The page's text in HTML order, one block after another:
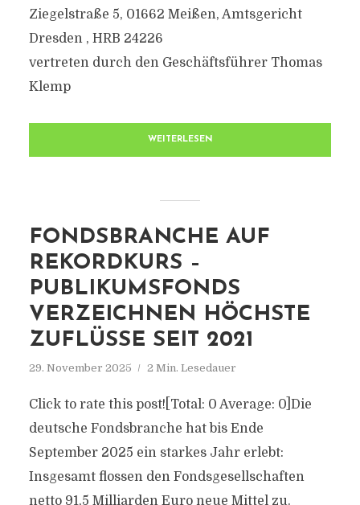
Ziegelstraße 5, 01662 Meißen, Amtsgericht
Dresden , HRB 24226
vertreten durch den Geschäftsführer Thomas
Klemp
WEITERLESEN
FONDSBRANCHE AUF
REKORDKURS –
PUBLIKUMSFONDS
VERZEICHNEN HÖCHSTE
ZUFLÜSSE SEIT 2021
29. November 2025 2 Min. Lesedauer
Click to rate this post![Total: 0 Average: 0]Die
deutsche Fondsbranche hat bis Ende
September 2025 ein starkes Jahr erlebt:
Insgesamt flossen den Fondsgesellschaften
netto 91,5 Milliarden Euro neue Mittel zu.